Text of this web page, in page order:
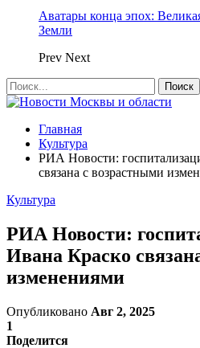
Аватары конца эпох:
Земли
Prev Next
Главная
Культура
РИА Новости:
связана с возрастными
Культура
РИА Новости:
Ивана Краско
изменениями
Опубликовано Авг 2, 2025
1
Поделится